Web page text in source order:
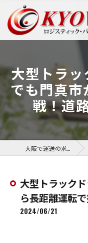
大型トラ
でも門真
戦！道
大型トラック
ら長距離運転
2024/06/21